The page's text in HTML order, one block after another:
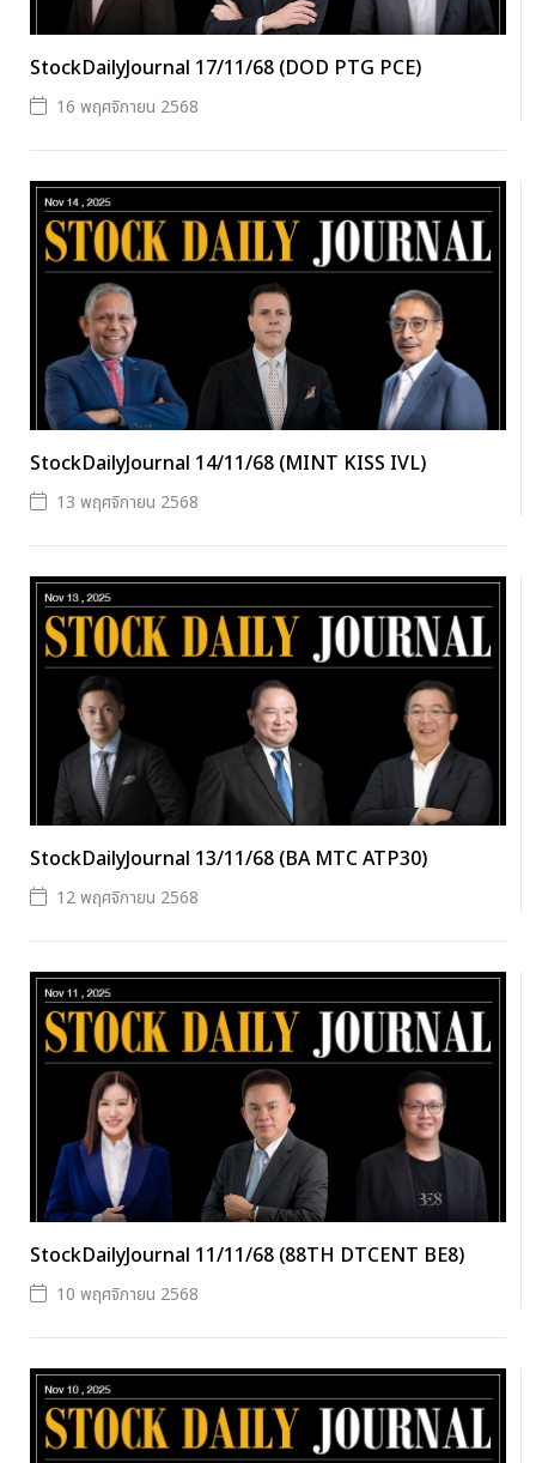
StockDailyJournal 17/11/68 (DOD PTG PCE)
16 พฤศจิกายน 2568
StockDailyJournal 14/11/68 (MINT KISS IVL)
13 พฤศจิกายน 2568
StockDailyJournal 13/11/68 (BA MTC ATP30)
12 พฤศจิกายน 2568
StockDailyJournal 11/11/68 (88TH DTCENT BE8)
10 พฤศจิกายน 2568